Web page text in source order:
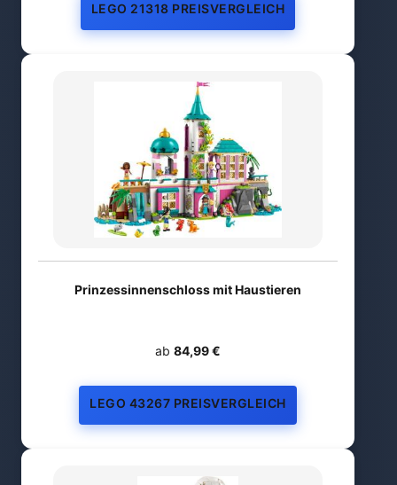
LEGO 21318 PREISVERGLEICH
Prinzessinnenschloss mit Haustieren
ab 84,99 €
LEGO 43267 PREISVERGLEICH